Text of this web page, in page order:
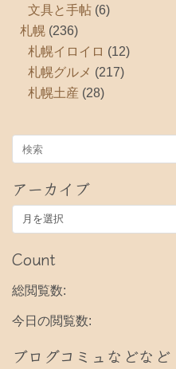
文具と手帖 (6)
札幌 (236)
札幌イロイロ (12)
札幌グルメ (217)
札幌土産 (28)
アーカイブ
ー
カ
ブ
Count
総閲覧数:
今日の閲覧数:
ブログコミュなどなど